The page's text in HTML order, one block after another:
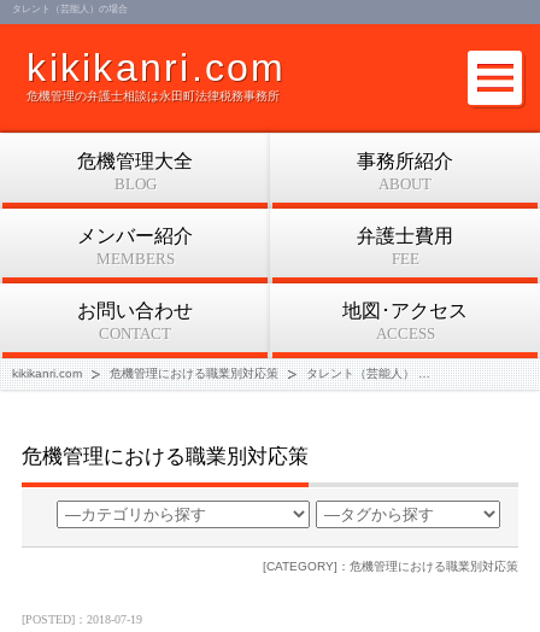
kikikanri.com
危機管理の弁護士相談は永田町法律税務事務所
タレント（芸能人）の場合
危機管理大全
BLOG
事務所紹介
ABOUT
メンバー紹介
MEMBERS
弁護士費用
FEE
お問い合わせ
CONTACT
地図･アクセス
ACCESS
kikikanri.com 危機管理における職業別対応策 タレント（芸能人） タレント（芸能
危機管理における職業別対応策
[CATEGORY]：危機管理における職業別対応策
[POSTED]：2018-07-19